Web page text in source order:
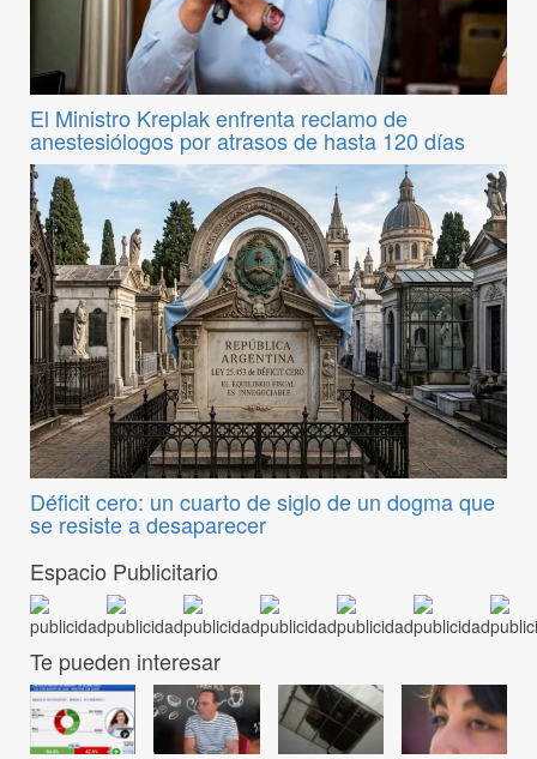
El Ministro Kreplak enfrenta reclamo de
anestesiólogos por atrasos de hasta 120 días
Déficit cero: un cuarto de siglo de un dogma que
se resiste a desaparecer
Espacio Publicitario
Te pueden interesar